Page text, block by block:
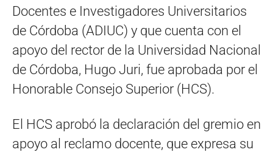
Docentes e Investigadores Universitarios
de Córdoba (ADIUC) y que cuenta con el
apoyo del rector de la Universidad Nacional
de Córdoba, Hugo Juri, fue aprobada por el
Honorable Consejo Superior (HCS).
El HCS aprobó la declaración del gremio en
apoyo al reclamo docente, que expresa su